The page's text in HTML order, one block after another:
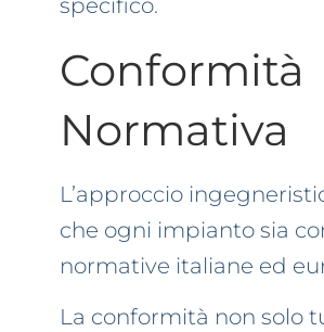
specifico.
Conformità
Normativa
L’approccio
che ogni impianto sia
normative italiane ed
La conformità non solo